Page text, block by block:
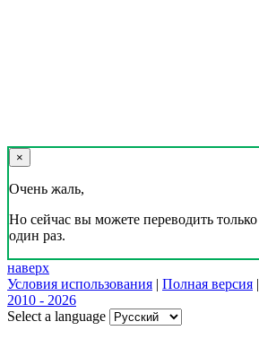
×
Очень жаль,
Но сейчас вы можете переводить только
один раз.
наверх
Условия использования | Полная версия |
2010 - 2026
Select a language